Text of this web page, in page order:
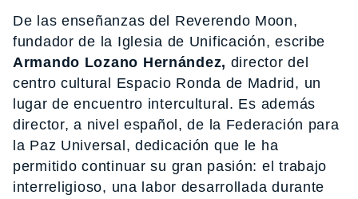
De las enseñanzas del Reverendo Moon,
fundador de la Iglesia de Unificación, escribe
Armando Lozano Hernández, director del
centro cultural Espacio Ronda de Madrid, un
lugar de encuentro intercultural. Es además
director, a nivel español, de la Federación para
la Paz Universal, dedicación que le ha
permitido continuar su gran pasión: el trabajo
interreligioso, una labor desarrollada durante